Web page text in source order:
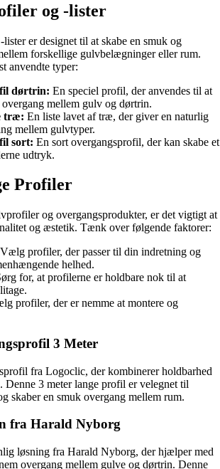
og -lister
er designet til at skabe en smuk og
forskellige gulvbelægninger eller rum.
anvendte typer:
dørtrin: En speciel profil, der anvendes til at
overgang mellem gulv og dørtrin.
træ: En liste lavet af træ, der giver en naturlig
mellem gulvtyper.
sort: En sort overgangsprofil, der kan skabe et
udtryk.
Profiler
og overgangsprodukter, er det vigtigt at
og æstetik. Tænk over følgende faktorer:
Vælg profiler, der passer til din indretning og
helhed.
for, at profilerne er holdbare nok til at
profiler, der er nemme at montere og
3 Meter
fra Logoclic, der kombinerer holdbarhed
Denne 3 meter lange profil er velegnet til
skaber en smuk overgang mellem rum.
fra Harald Nyborg
løsning fra Harald Nyborg, der hjælper med
overgang mellem gulve og dørtrin. Denne